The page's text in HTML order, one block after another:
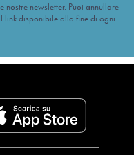
newsletter. Puoi annullare
link disponibile alla fine di ogni